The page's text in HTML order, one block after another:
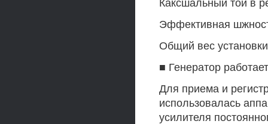
Каксшальный той в
Эффективная
Общий вес установки
■ Генератор
Для приема и
использовалась
усилителя